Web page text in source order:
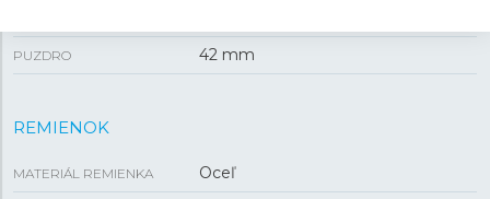
PUZDRO 42 mm
REMIENOK
MATERIÁL REMIENKA Oceľ